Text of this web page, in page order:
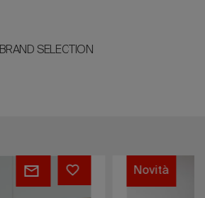
BRAND SELECTION
I-
Novità